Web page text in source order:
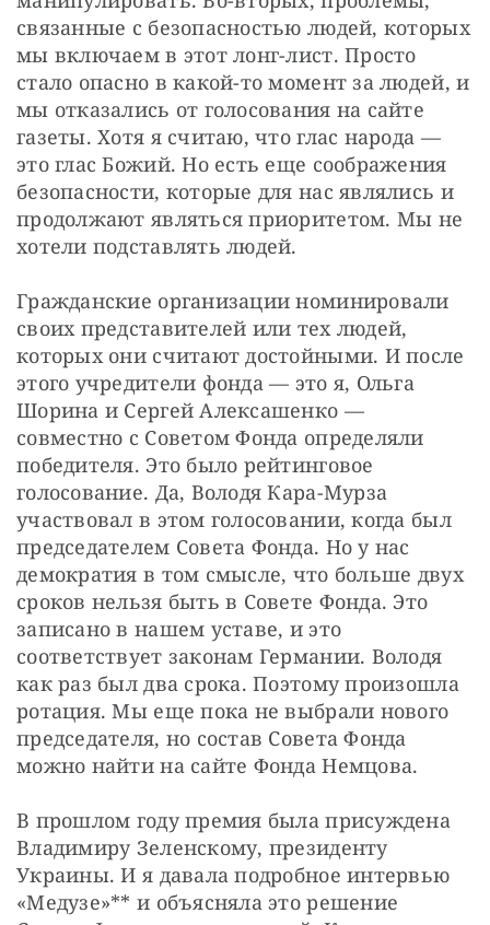
связанные с безопасностью людей, которых
мы включаем в этот лонг-лист. Просто
стало опасно в какой-то момент за людей, и
мы отказались от голосования на сайте
газеты. Хотя я считаю, что глас народа —
это глас Божий. Но есть еще соображения
безопасности, которые для нас являлись и
продолжают являться приоритетом. Мы не
хотели подставлять людей.
Гражданские организации номинировали
своих представителей или тех людей,
которых они считают достойными. И после
этого учредители фонда — это я, Ольга
Шорина и Сергей Алексашенко —
совместно с Советом Фонда определяли
победителя. Это было рейтинговое
голосование. Да, Володя Кара-Мурза
участвовал в этом голосовании, когда был
председателем Совета Фонда. Но у нас
демократия в том смысле, что больше двух
сроков нельзя быть в Совете Фонда. Это
записано в нашем уставе, и это
соответствует законам Германии. Володя
как раз был два срока. Поэтому произошла
ротация. Мы еще пока не выбрали нового
председателя, но состав Совета Фонда
можно найти на сайте Фонда Немцова.
В прошлом году премия была присуждена
Владимиру Зеленскому, президенту
Украины. И я давала подробное интервью
«Медузе»** и объясняла это решение